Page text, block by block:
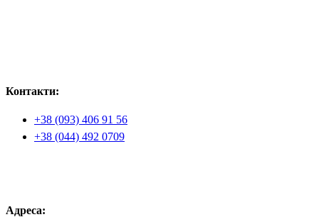
Контакти:
+38 (093) 406 91 56
+38 (044) 492 0709
Адреса: